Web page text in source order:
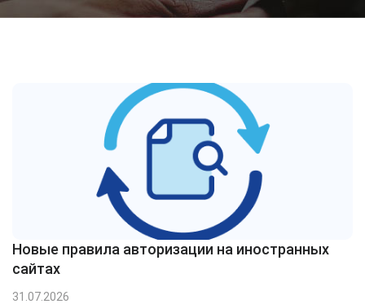
Новые правила авторизации на иностранных
сайтах
31.07.2026